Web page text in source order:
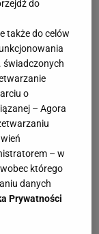
do
także do celów
świadczonych
o
– Agora
– w
którego
danych
Prywatności